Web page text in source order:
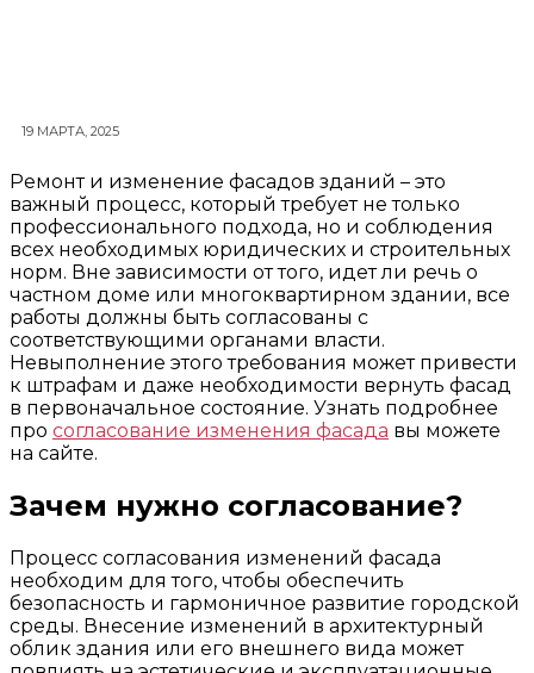
19 МАРТА, 2025
Ремонт и изменение фасадов зданий – это
важный процесс, который требует не только
профессионального подхода, но и соблюдения
всех необходимых юридических и строительных
норм. Вне зависимости от того, идет ли речь о
частном доме или многоквартирном здании, все
работы должны быть согласованы с
соответствующими органами власти.
Невыполнение этого требования может привести
к штрафам и даже необходимости вернуть фасад
в первоначальное состояние. Узнать подробнее
про согласование изменения фасада вы можете
на сайте.
Зачем нужно согласование?
Процесс согласования изменений фасада
необходим для того, чтобы обеспечить
безопасность и гармоничное развитие городской
среды. Внесение изменений в архитектурный
облик здания или его внешнего вида может